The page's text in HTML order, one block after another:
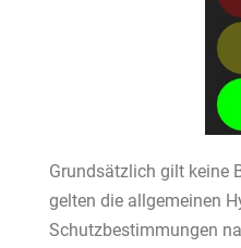
Grundsätzlich gilt keine
gelten die allgemeinen
Schutzbestimmungen